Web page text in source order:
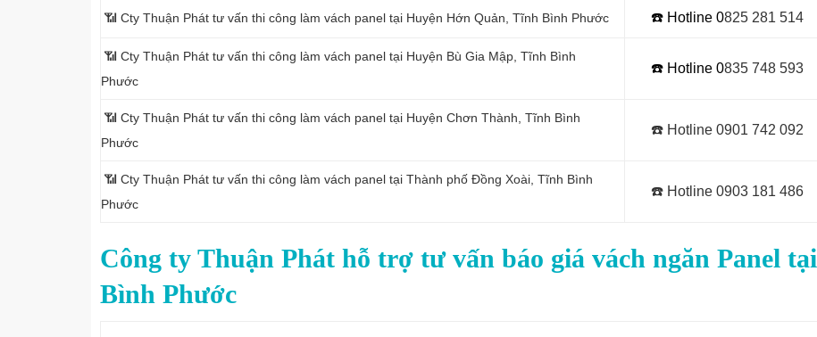
📶 Cty Thuận Phát tư vấn thi công làm vách panel tại Huyện Hớn Quản, Tĩnh Bình Phước ☎️ Hotline 0825 281 514
📶 Cty Thuận Phát tư vấn thi công làm vách panel tại Huyện Bù Gia Mập, Tĩnh Bình
Phước
☎️ Hotline 0835 748 593
📶 Cty Thuận Phát tư vấn thi công làm vách panel tại Huyện Chơn Thành, Tĩnh Bình
Phước
☎️Hotline 0901 742 092
📶 Cty Thuận Phát tư vấn thi công làm vách panel tại Thành phố Đồng Xoài, Tĩnh Bình
Phước
☎️Hotline 0903 181 486
Công ty Thuận Phát hỗ trợ tư vấn báo giá vách ngăn Panel tại
Bình Phước